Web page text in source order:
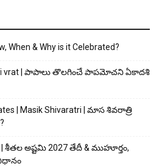
When & Why is it Celebrated?
vrat | పాపాలు తొలగించే పాపమోచని ఏకాదశి
| Masik Shivaratri | మాస శివరాత్రి
శీతల అష్టమి 2027 తేదీ & ముహూర్తం,